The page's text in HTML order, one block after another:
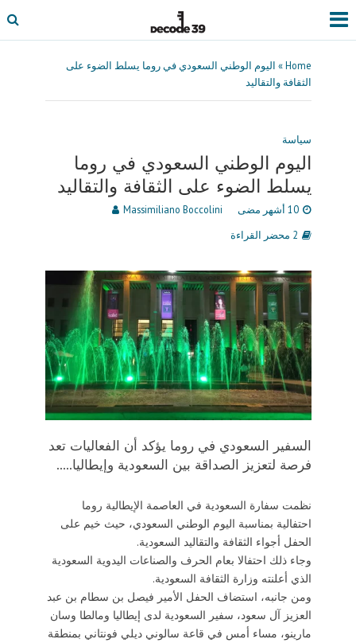
Home
» اليوم الوطني السعودي في روما يسلط الضوء على
الثقافة والتقاليد
سياسة
اليوم الوطني السعودي في روما
يسلط الضوء على الثقافة والتقاليد
10 أشهر مضى
Massimiliano Boccolini
2 محضر القراءة
السفير السعودي في روما يؤكد أن الفعاليات تعد
فرصة لتعزيز الصداقة بين السعودية وإيطاليا.....
نظمت سفارة السعودية في العاصمة الإيطالية روما
احتفالية بمناسبة اليوم الوطني السعودي، حيث خيم على
الحفل أجواء الثقافة والتقاليد السعودية.
وجاء ذلك احتفالا بعام الحرف والصناعات اليدوية السعودية
الذي أعلنته وزارة الثقافة السعودية.
ومن جانبه، استضاف الحفل الأمير فيصل بن سطام بن عبد
العزيز آل سعود، سفير السعودية لدى إيطاليا ومالطا وسان
مارينو، مساء أمس في قاعة سالوني ديلي فونتاني بمنطقة